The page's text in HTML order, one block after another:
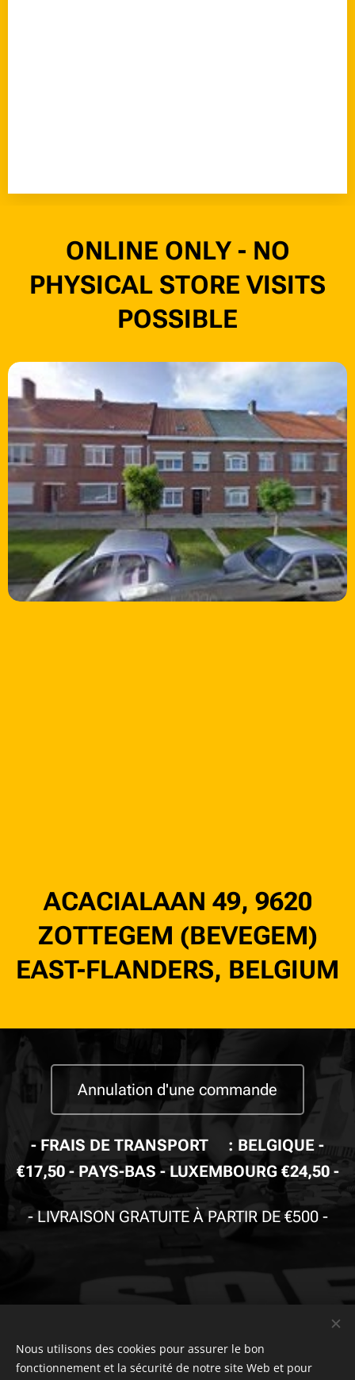
ONLINE ONLY - NO
PHYSICAL STORE VISITS
POSSIBLE
ACACIALAAN 49, 9620
ZOTTEGEM (BEVEGEM)
EAST-FLANDERS, BELGIUM
Annulation d'une commande
- FRAIS DE TRANSPORT🚚: BELGIQUE -
€17,50 - PAYS-BAS - LUXEMBOURG €24,50-
- LIVRAISON GRATUITE À PARTIR DE €500-
© CopyrightThe Safety Store2019-2026 Tous droits réservés. Powered by
Combell.
Nous utilisons des cookies pour assurer le bon
fonctionnement et la sécurité de notre site Web et pour